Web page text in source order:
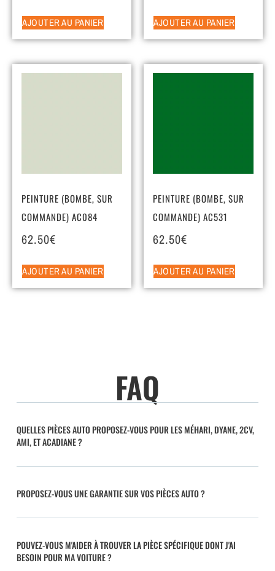
AJOUTER AU PANIER AJOUTER AU PANIER
PEINTURE (BOMBE, SUR
COMMANDE) AC084
62.50€
AJOUTER AU PANIER
PEINTURE (BOMBE, SUR
COMMANDE) AC531
62.50€
AJOUTER AU PANIER
FAQ
QUELLES PIÈCES AUTO PROPOSEZ-VOUS POUR LES MÉHARI, DYANE, 2CV,
AMI, ET ACADIANE ?
PROPOSEZ-VOUS UNE GARANTIE SUR VOS PIÈCES AUTO ?
POUVEZ-VOUS M'AIDER À TROUVER LA PIÈCE SPÉCIFIQUE DONT J'AI
BESOIN POUR MA VOITURE ?